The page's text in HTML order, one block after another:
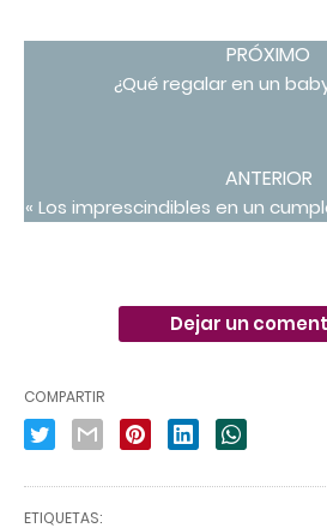
PRÓXIMO
¿Qué regalar en un
ANTERIOR
« Los imprescindibles en un
Dejar un
COMPARTIR
ETIQUETAS: